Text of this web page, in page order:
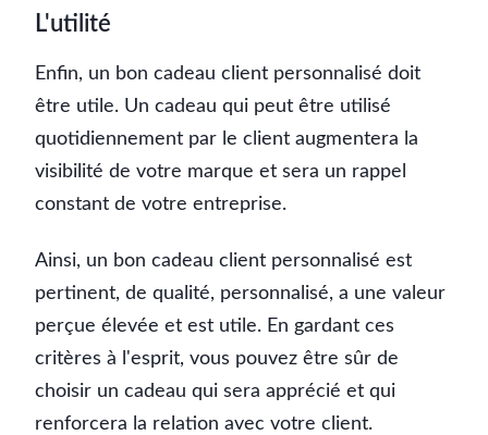
L'utilité
Enfin, un bon cadeau client personnalisé doit
être utile. Un cadeau qui peut être utilisé
quotidiennement par le client augmentera la
visibilité de votre marque et sera un rappel
constant de votre entreprise.
Ainsi, un bon cadeau client personnalisé est
pertinent, de qualité, personnalisé, a une valeur
perçue élevée et est utile. En gardant ces
critères à l'esprit, vous pouvez être sûr de
choisir un cadeau qui sera apprécié et qui
renforcera la relation avec votre client.